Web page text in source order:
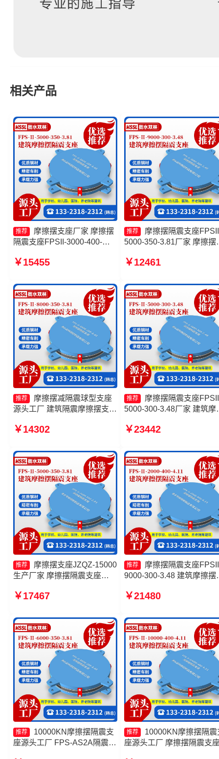
相关产品
推荐
摩擦摆支座厂家 摩擦摆
隔震支座FPSII-3000-400-
震支座源头工厂 FPS隔震支座
￥15455
推荐
摩擦摆隔震支座
5000-350-3.81厂家 摩擦摆
厂家 摩擦摆隔震支座FPSII-
摆减隔震球形支座生产厂家
￥12461
推荐
摩擦摆减隔震球型支座
源头工厂 建筑隔震摩擦摆支座
工厂 建筑摩擦摆隔振支座生产
￥14302
推荐
摩擦摆隔震支座
5000-300-3.48厂家 建筑摩
家 摩擦摆隔震支座FPSII-
橡胶隔震支座生产厂家
￥23442
推荐
摩擦摆支座JZQZ-15000
生产厂家 摩擦摆隔震支座
擦摆球型减隔震支座厂家 建筑
￥17467
推荐
摩擦摆隔震支座
9000-300-3.48 建筑摩擦摆
摩擦复摆隔震支座源头工厂
￥21480
推荐
10000KN摩擦摆隔震支
座源头工厂 FPS-AS2A隔震支
推荐
10000KN摩擦摆隔震
座源头工厂 摩擦摆隔震支